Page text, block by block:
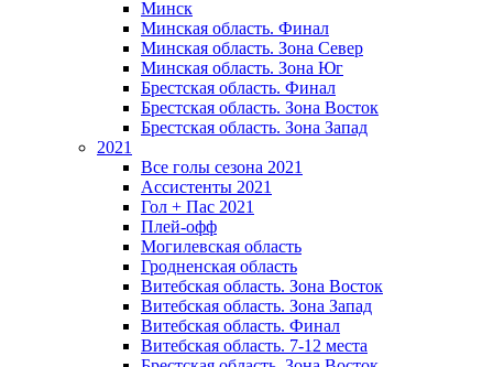
Минск
Mинская область. Финал
Минская область. Зона Север
Минская область. Зона Юг
Брестская область. Финал
Брестская область. Зона Восток
Брестская область. Зона Запад
2021
Все голы сезона 2021
Ассистенты 2021
Гол + Пас 2021
Плей-офф
Могилевская область
Гродненская область
Витебская область. Зона Восток
Витебская область. Зона Запад
Витебская область. Финал
Витебская область. 7-12 места